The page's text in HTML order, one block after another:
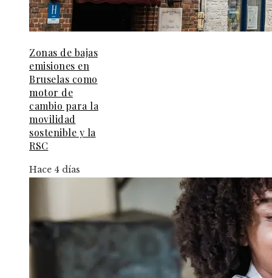
Zonas de bajas
emisiones en
Bruselas como
motor de
cambio para la
movilidad
sostenible y la
RSC
Hace 4 días